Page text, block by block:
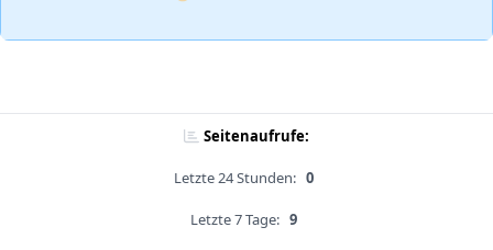
Seitenaufrufe:
Letzte 24 Stunden: 0
Letzte 7 Tage: 9